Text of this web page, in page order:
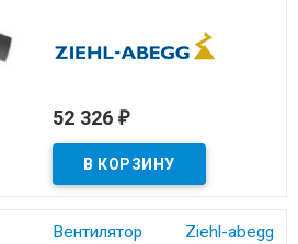
52 326 ₽
Вентилятор Ziehl-abegg